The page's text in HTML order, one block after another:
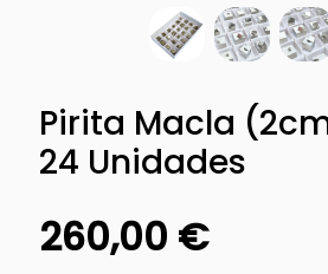
Pirita Macla
24 Unidades
260,00 €